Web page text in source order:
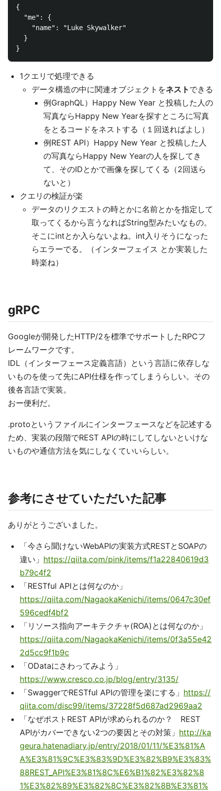
{
  "me": {
    "name": "Luke Skywalker"
  }
1クエリで処理できる
データ構造の中に関連オブジェクトをネスト できる
例GraphQL）Happy New Year と投稿した人の
写真ならHappy New Yearを探すところに写真
をとるコードをネストする（１回送ればよし）
例REST API）Happy New Year と投稿した人
の写真ならHappy New Yearの人を探してき
て、そのIDとかで画像を探してくる（2回送ら
ないと）
クエリの検証が楽
データのリクエストの時とかに名前とかを指定して
取ってくるから言うなればString型みたいなもの。
そこにintとか入らないよね。int入りそうになった
らエラーでる。（インターフェイス とか実装した
時楽ね）
gRPC
Googleが開発したHTTP/2を標準でサポートしたRPCフ
レームワークです。
IDL（インターフェース定義言語）という言語に依存しな
いものを使って先にAPI仕様を作ってしまうらしい。その
後各言語で実装。
おー便利だ。
.protoというファイルにインターフェースなどを記述する
ため、実装の段階でREST APIの時にしてしないといけな
いものや通信方法を気にしなくていいらしい。
参考にさせていただいた記事
ありがとうございました。
「今さら聞けないWebAPIの実装方式RESTとSOAPの
違い」 https://qiita.com/pink/items/f1a22840619d3
b79c4f2
「RESTful APIとは何なのか」
https://qiita.com/NagaokaKenichi/items/0647c30ef
596cedf4bf2
「リソース指向アーキテクチャ(ROA)とは何なのか」
https://qiita.com/NagaokaKenichi/items/0f3a55e42
2d5cc9f1b9c
「ODataにさわってみよう」
https://www.cresco.co.jp/blog/entry/3135/
「SwaggerでRESTful APIの管理を楽にする」 https://
qiita.com/disc99/items/37228f5d687ad2969aa2
「なぜポストREST APIが求められるのか？ REST
APIがカバーできない2つの要因とその対策」 http://ka
geura.hatenadiary.jp/entry/2018/01/11/%E3%81%A
A%E3%81%9C%E3%83%9D%E3%82%B9%E3%83%
88REST_API%E3%81%8C%E6%B1%82%E3%82%8
1%E3%82%89%E3%82%8C%E3%82%8B%E3%81%